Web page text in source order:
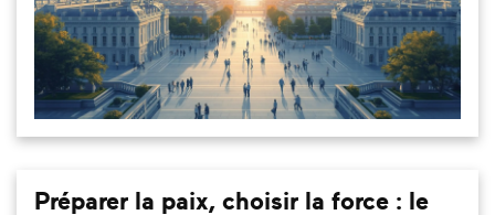
Préparer la paix, choisir la force : le